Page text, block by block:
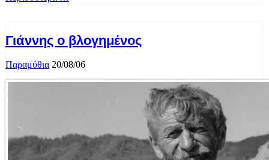
Γιάννης ο βλογημένος
Παραμύθια 20/08/06